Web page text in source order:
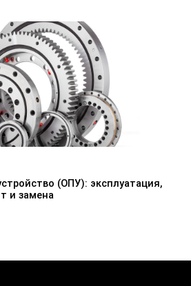
(ОПУ): эксплуатация,
и замена